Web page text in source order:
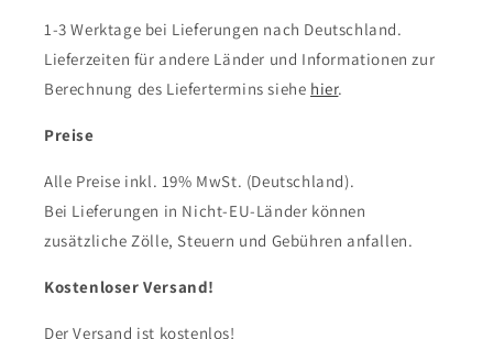
1-3 Werktage bei Lieferungen nach Deutschland.
Lieferzeiten für andere Länder und Informationen zur
Berechnung des Liefertermins siehe hier.
Preise
Alle Preise inkl. 19% MwSt. (Deutschland).
Bei Lieferungen in Nicht-EU-Länder können
zusätzliche Zölle, Steuern und Gebühren anfallen.
Kostenloser Versand!
Der Versand ist kostenlos!